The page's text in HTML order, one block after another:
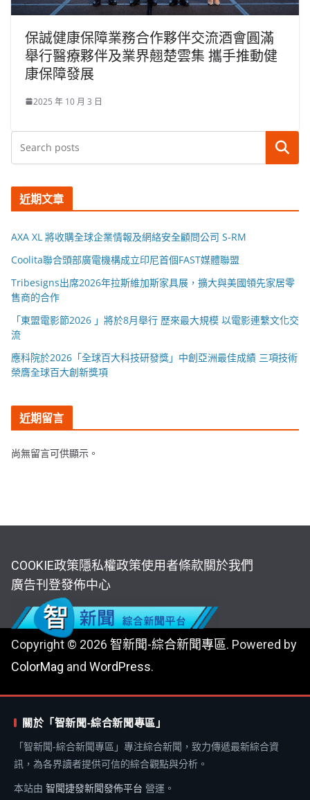
保誠健康保障業務合作夥伴交流酒會圓滿
舉行醫療夥伴及業界翹楚雲集 攜手推動健
康保障發展
2025 年 10 月 3 日
搜尋
近期文章
AXA XL 將收購全球企業情報及網絡安全顧問公司 S-RM
Coolita聯合頭部廣電機構成立印尼首個FAST媒體聯盟
Tribesigns出席2026年拉斯維加斯家具展，擴大與美國領先家居零
售商的合作
「東盟電影節2026 」將於8月舉行 歷來最大規模 以電影連繫文化交
流
應科院於2026「全球百大科技研發獎」中創亞洲最佳成績 三項技術
榮膺全球百大創新獎項
近期留言
尚無留言可供顯示。
COOKIE政策隱私權政策使用者條款關於我們
廣告刊登發佈中心
Copyright © 2026 智新聞-綜合新聞專區. Powered by
ColorMag and WordPress.
關於「智新聞-綜合新聞專區」
「智新聞-綜合新聞專區」專注綜合新聞，致力傳遞最新綜合資
訊，為各界讀者提供可信的綜合觀點與分析。
本站由 智聞捷發新聞發佈平台 營運。